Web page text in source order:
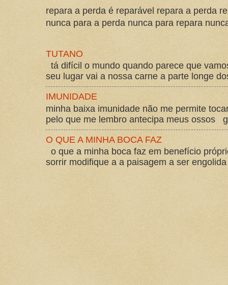
repara a perda é reparável repara a perda
nunca para a perda nunca para repara
TUTANO
tá difícil o mundo quando parece que
seu lugar vai a nossa carne a parte longe
IMUNIDADE
minha baixa imunidade não me permite
pelo que me lembro antecipa meus ossos
O QUE A MINHA BOCA FAZ
o que a minha boca faz em benefício
sorrir modifique a a paisagem a ser